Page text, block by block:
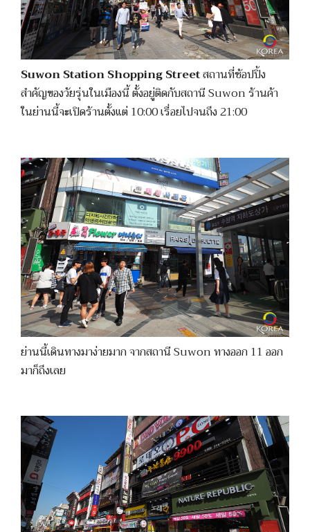
Suwon Station Shopping Streetสถานที่ช้อปปิ้ง
สำคัญของวัยรุ่นในเมืองนี้ ตั้งอยู่ติดกับสถานี Suwon ร้านค้า
ในย่านนี้จะเปิดร้านตั้งแต่ 10:00 เรื่อยไปจนถึง 21:00
ย่านนี้เดินทางมาง่ายมาก จากสถานี Suwon ทางออก 11 ออก
มาก็ถึงเลย